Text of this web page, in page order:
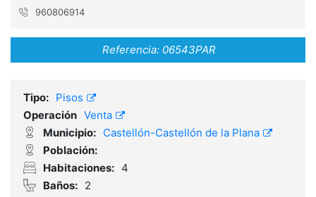
960806914
Referencia: 06543PAR
Tipo: Pisos
Operación Venta
Municipio: Castellón-Castellón de la Plana
Población:
Habitaciones: 4
Baños: 2